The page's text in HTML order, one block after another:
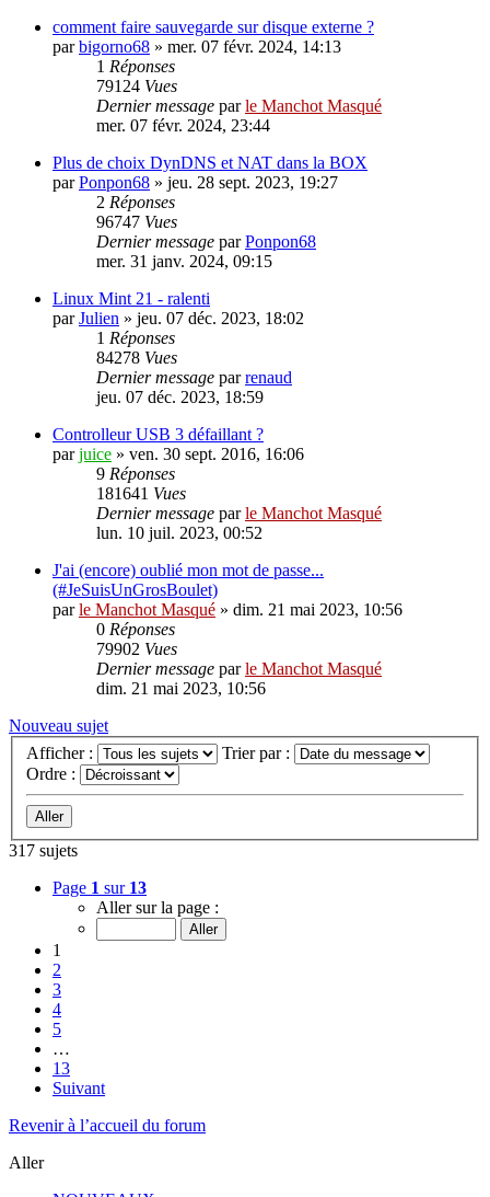
comment faire sauvegarde sur disque externe ?
parbigorno68 » mer. 07 févr. 2024, 14:13
1 Réponses
79124 Vues
Dernier message parle Manchot Masqué
mer. 07 févr. 2024, 23:44
Plus de choix DynDNS et NAT dans la BOX
parPonpon68 » jeu. 28 sept. 2023, 19:27
2 Réponses
96747 Vues
Dernier message parPonpon68
mer. 31 janv. 2024, 09:15
Linux Mint 21 - ralenti
parJulien » jeu. 07 déc. 2023, 18:02
1 Réponses
84278 Vues
Dernier message parrenaud
jeu. 07 déc. 2023, 18:59
Controlleur USB 3 défaillant ?
parjuice » ven. 30 sept. 2016, 16:06
9 Réponses
181641 Vues
Dernier message parle Manchot Masqué
lun. 10 juil. 2023, 00:52
J'ai (encore) oublié mon mot de passe...
(#JeSuisUnGrosBoulet)
parle Manchot Masqué » dim. 21 mai 2023, 10:56
0 Réponses
79902 Vues
Dernier message parle Manchot Masqué
dim. 21 mai 2023, 10:56
Nouveau sujet
Afficher :
Trier par :
Ordre :
317 sujets
Page 1 sur 13
Aller sur la page :
1
2
3
4
5
…
13
Suivant
Revenir à l’accueil du forum
Aller